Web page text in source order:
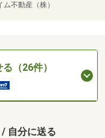
不動産（株）
（26件）
自分に送る